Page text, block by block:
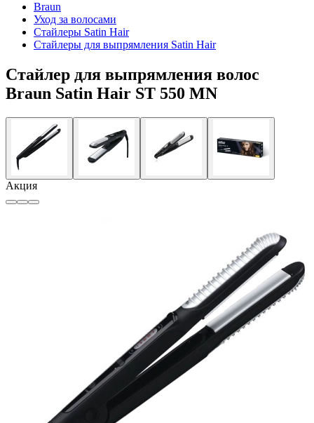
Braun
Уход за волосами
Стайлеры Satin Hair
Стайлеры для выпрямления Satin Hair
Стайлер для выпрямления волос
Braun Satin Hair ST 550 MN
Акция